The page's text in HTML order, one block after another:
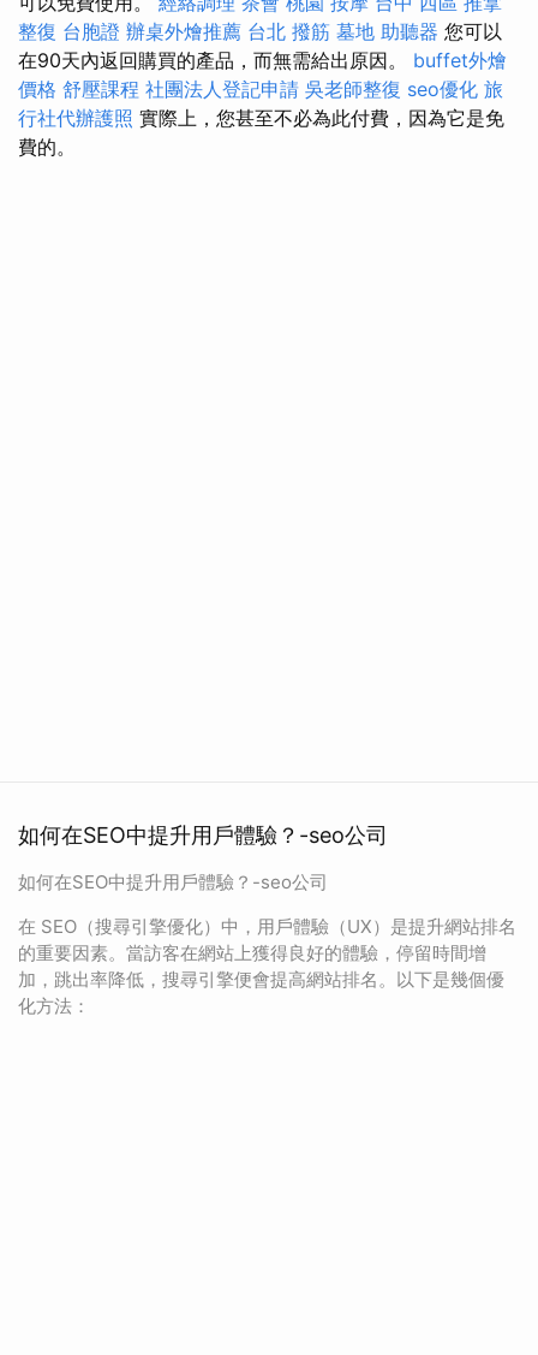
整復 台胞證 辦桌外燴推薦 台北 撥筋 墓地 助聽器 您可以
在90天內返回購買的產品，而無需給出原因。 buffet外燴
價格 舒壓課程 社團法人登記申請 吳老師整復 seo優化 旅
行社代辦護照 實際上，您甚至不必為此付費，因為它是免
費的。
如何在SEO中提升用戶體驗？-seo公司
如何在SEO中提升用戶體驗？-seo公司
在 SEO（搜尋引擎優化）中，用戶體驗（UX）是提升網站排名
的重要因素。當訪客在網站上獲得良好的體驗，停留時間增
加，跳出率降低，搜尋引擎便會提高網站排名。以下是幾個優
化方法：